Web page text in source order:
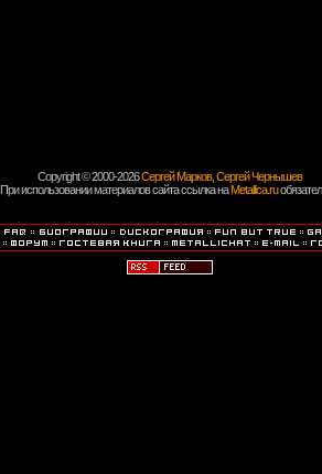
Copyright © 2000-2026Сергей Марков, Сергей Чернышев
При использовании материалов сайта ссылка наMetallica.ru